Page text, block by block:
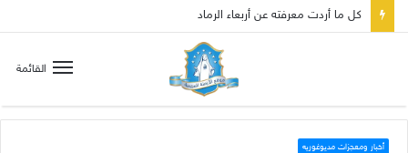
صلاة إلى مريم سلطانة السلام لتهدئة الغضب الإلهي
القائمة
أخبار ومعجزات مديوغوريه